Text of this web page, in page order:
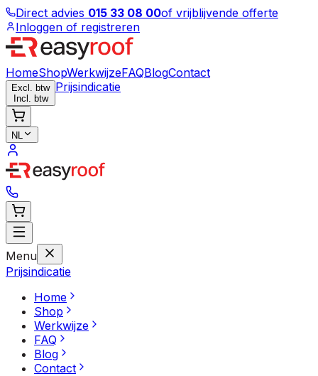
Direct advies 015 33 08 00of vrijblijvende offerte
Inloggen of registreren
HomeShopWerkwijzeFAQBlogContact
Excl. btw
Incl. btw
Prijsindicatie
NL
Menu
Prijsindicatie
Home
Shop
Werkwijze
FAQ
Blog
Contact